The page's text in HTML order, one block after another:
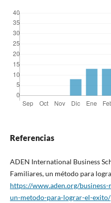
Referencias
ADEN International Business
Familiares, un método para
https://www.aden.org/
un-metodo-para-lograr-el-exito/